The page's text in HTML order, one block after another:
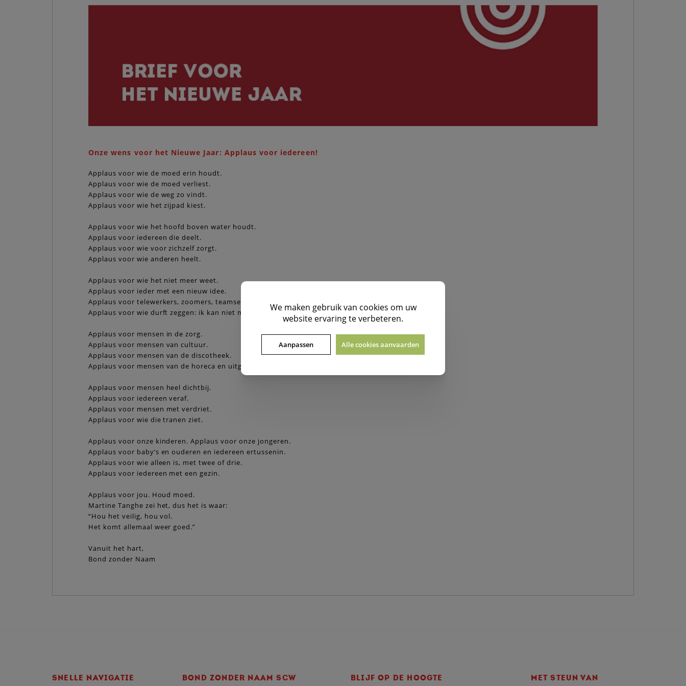
Onze wens voor het Nieuwe Jaar: Applaus voor iedereen!
Applaus voor wie de moed erin houdt.
Applaus voor wie de moed verliest.
Applaus voor wie de weg zo vindt.
Applaus voor wie het zijpad kiest.
Applaus voor wie het hoofd boven water houdt.
Applaus voor iedereen die deelt.
Applaus voor wie voor zichzelf zorgt.
Applaus voor wie anderen heelt.
Applaus voor wie het niet meer weet.
Applaus voor ieder met een nieuw idee.
Applaus voor telewerkers, zoomers, teamsers badend in het zweet.
Applaus voor wie durft zeggen: ik kan niet meer mee.
Applaus voor mensen in de zorg.
Applaus voor mensen van cultuur.
Applaus voor mensen van de discotheek.
Applaus voor mensen van de horeca en uitgaan zonder uur.
Applaus voor mensen heel dichtbij.
Applaus voor iedereen veraf.
Applaus voor mensen met verdriet.
Applaus voor wie die tranen ziet.
Applaus voor onze kinderen. Applaus voor onze jongeren.
Applaus voor baby’s en ouderen en iedereen ertussenin.
Applaus voor wie alleen is, met twee of drie.
Applaus voor iedereen met een gezin.
Applaus voor jou. Houd moed.
Martine Tanghe zei het, dus het is waar:
“Hou het veilig, hou vol.
Het komt allemaal weer goed.”
Vanuit het hart,
Bond zonder Naam
SNELLE NAVIGATIE BOND ZONDER NAAM SCW BLIJF OP DE HOOGTE MET STEUN VAN
We maken gebruik van cookies om uw
website ervaring te verbeteren.
Aanpassen Alle cookies aanvaarden